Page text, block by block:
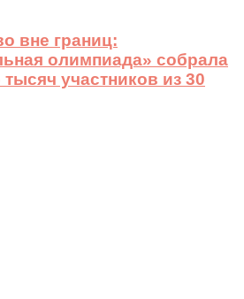
вне границ:
олимпиада» собрала
участников из 30